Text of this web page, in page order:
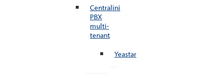
Centralini
PBX
multi-
tenant
Yeastar